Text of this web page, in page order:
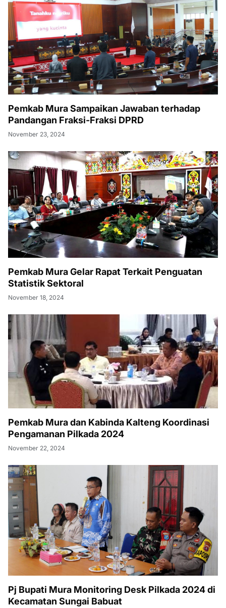
Pemkab Mura Sampaikan Jawaban terhadap
Pandangan Fraksi-Fraksi DPRD
November 23, 2024
Pemkab Mura Gelar Rapat Terkait Penguatan
Statistik Sektoral
November 18, 2024
Pemkab Mura dan Kabinda Kalteng Koordinasi
Pengamanan Pilkada 2024
November 22, 2024
Pj Bupati Mura Monitoring Desk Pilkada 2024 di
Kecamatan Sungai Babuat